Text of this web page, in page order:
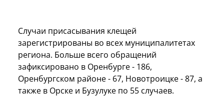
Случаи присасывания клещей
зарегистрированы во всех муниципалитетах
региона. Больше всего обращений
зафиксировано в Оренбурге - 186,
Оренбургском районе - 67, Новотроицке - 87, а
также в Орске и Бузулуке по 55 случаев.